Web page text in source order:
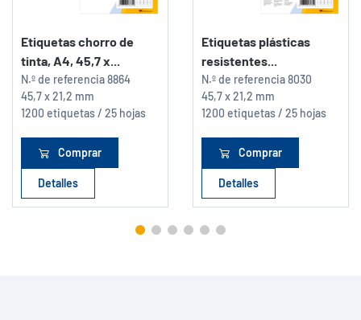
Etiquetas chorro de
tinta, A4, 45,7 x...
N.º de referencia8864
45,7 x 21,2 mm
1200 etiquetas / 25 hojas
Comprar
Detalles
Etiquetas plásticas
resistentes...
N.º de referencia8030
45,7 x 21,2 mm
1200 etiquetas / 25 hojas
Comprar
Detalles